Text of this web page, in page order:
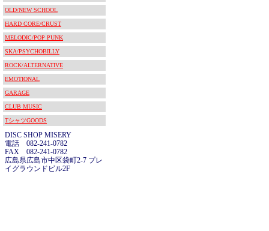
OLD/NEW SCHOOL
HARD CORE/CRUST
MELODIC/POP PUNK
SKA/PSYCHOBILLY
ROCK/ALTERNATIVE
EMOTIONAL
GARAGE
CLUB MUSIC
TシャツGOODS
DISC SHOP MISERY
電話 082-241-0782
FAX 082-241-0782
広島県広島市中区袋町2-7 プレ
イグラウンドビル2F